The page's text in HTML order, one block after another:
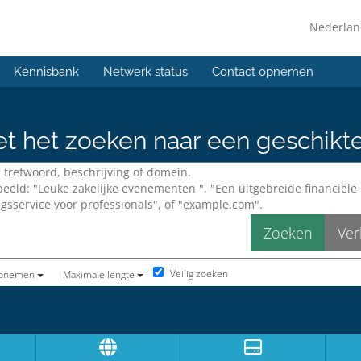
Kennisbank Netwerk status Contact opnemen
het zoeken naar een
Maximale lengte Veilig zoeken